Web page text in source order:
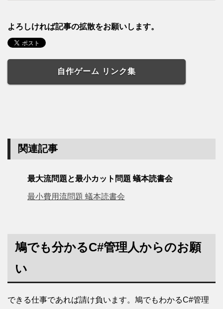
よろしければ記事の拡散をお願いします。
自作ゲーム リンク集
関連記事
最大流問題と最小カット問題 蟻本読書会
最小費用流問題 蟻本読書会
鳩でも分かるC#管理人からのお願
い
できる仕事であれば請け負います。鳩でもわかるC#管理